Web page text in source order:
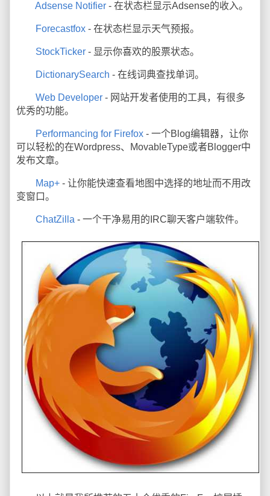
Adsense Notifier - 在状态栏显示Adsense的收入。
Forecastfox - 在状态栏显示天气预报。
StockTicker - 显示你喜欢的股票状态。
DictionarySearch - 在线词典查找单词。
Web Developer - 网站开发者使用的工具，有很多
优秀的功能。
Performancing for Firefox - 一个Blog编辑器，让你
可以轻松的在Wordpress、MovableType或者Blogger中
发布文章。
Map+ - 让你能快速查看地图中选择的地址而不用改
变窗口。
ChatZilla - 一个干净易用的IRC聊天客户端软件。